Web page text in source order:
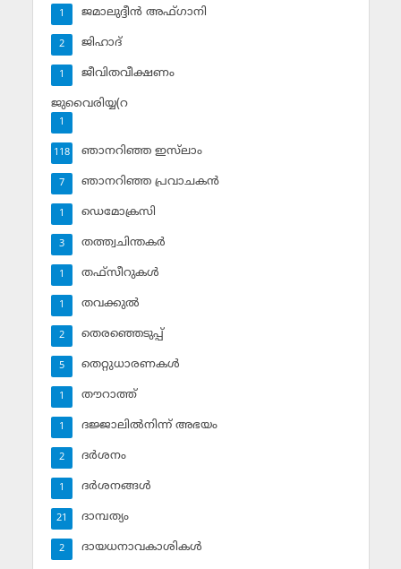
ജമാലുദ്ദീന്‍ അഫ്ഗാനി
1
ജിഹാദ്‌
2
ജീവിതവീക്ഷണം
1
ജുവൈരിയ്യ(റ
1
ഞാനറിഞ്ഞ ഇസ്‌ലാം
118
ഞാനറിഞ്ഞ പ്രവാചകന്‍
7
ഡെമോക്രസി
1
തത്ത്വചിന്തകര്‍
3
തഫ്‌സീറുകള്‍
1
തവക്കുല്‍
1
തെരഞ്ഞെടുപ്പ്
2
തെറ്റുധാരണകള്‍
5
തൗറാത്ത്
1
ദജ്ജാലില്‍നിന്ന് അഭയം
1
ദര്‍ശനം
2
ദര്‍ശനങ്ങള്‍
1
ദാമ്പത്യം
21
ദായധനാവകാശികള്‍
2